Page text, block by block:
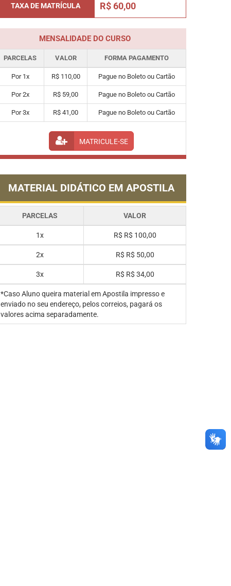
TAXA DE MATRÍCULA R$ 60,00
MENSALIDADE DO CURSO
PARCELAS VALOR FORMA PAGAMENTO
Por 1x R$ 110,00 Pague no Boleto ou Cartão
Por 2x R$ 59,00 Pague no Boleto ou Cartão
Por 3x R$ 41,00 Pague no Boleto ou Cartão
MATRICULE-SE
MATERIAL DIDÁTICO EM APOSTILA
PARCELAS VALOR
1x R$ R$ 100,00
2x R$ R$ 50,00
3x R$ R$ 34,00
*Caso Aluno queira material em Apostila impresso e
enviado no seu endereço, pelos correios, pagará os
valores acima separadamente.